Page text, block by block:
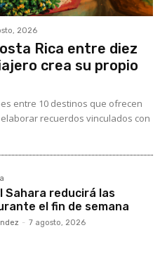
2026
Rica entre diez
crea su propio
entre 10 destinos que ofrecen
recuerdos vinculados con
Sahara reducirá las
el fin de semana
- 7 agosto, 2026